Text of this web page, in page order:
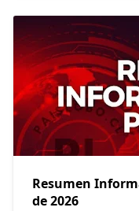
Resumen
de 2026